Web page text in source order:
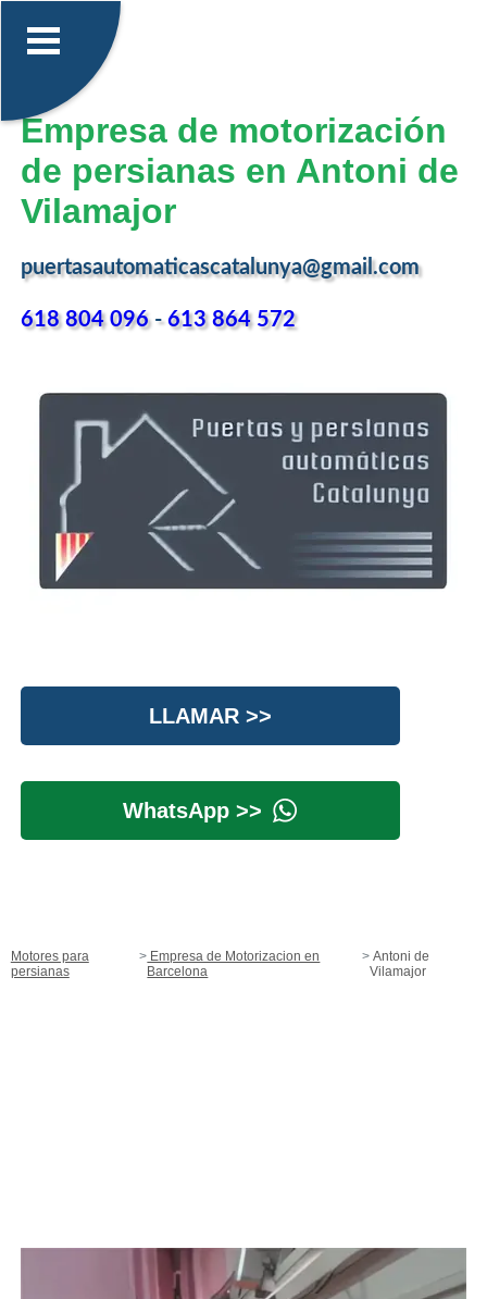
Empresa de motorización
de persianas en Antoni de
Vilamajor
puertasautomaticascatalunya@gmail.com
618 804 096-613 864 572
LLAMAR >>
WhatsApp >>
Motores para
persianas
Empresa de Motorizacion en
Barcelona
Antoni de
Vilamajor